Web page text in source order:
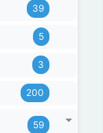
39
5
3
200
59